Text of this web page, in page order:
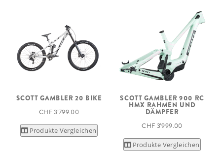
SCOTT GAMBLER 20 BIKE
CHF 3’799.00
Produkte Vergleichen
SCOTT GAMBLER 900 RC
HMX RAHMEN UND
DÄMPFER
CHF 3’999.00
Produkte Vergleichen